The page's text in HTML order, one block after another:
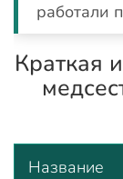
работали
Краткая
Название